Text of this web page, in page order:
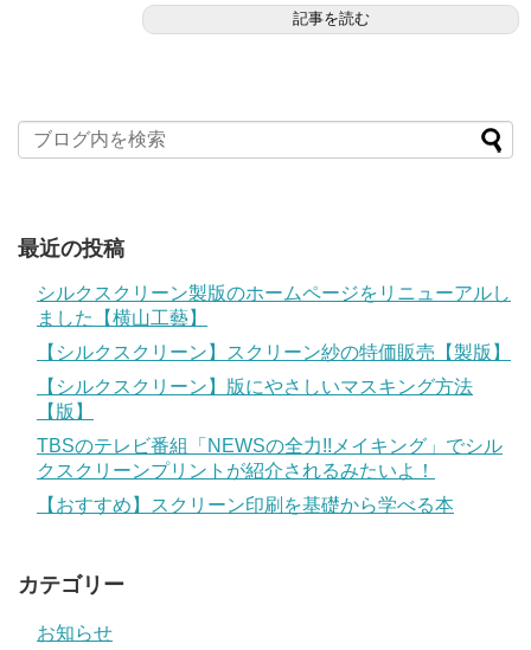
記事を読む
最近の投稿
シルクスクリーン製版のホームページをリニューアルし
ました【横山工藝】
【シルクスクリーン】スクリーン紗の特価販売【製版】
【シルクスクリーン】版にやさしいマスキング方法
【版】
TBSのテレビ番組「NEWSの全力!!メイキング」でシル
クスクリーンプリントが紹介されるみたいよ！
【おすすめ】スクリーン印刷を基礎から学べる本
カテゴリー
お知らせ